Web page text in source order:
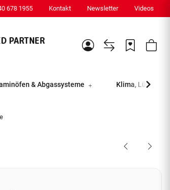
678 1955 Kontakt Newsletter Videos
PARTNER
& Abgassysteme Klima, Lüftung